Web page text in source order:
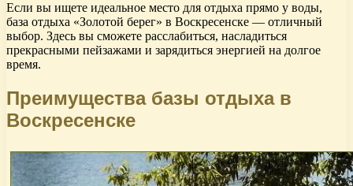
Если вы ищете идеальное место для отдыха прямо у воды,
база отдыха «Золотой берег» в Воскресенске — отличный
выбор. Здесь вы сможете расслабиться, насладиться
прекрасными пейзажами и зарядиться энергией на долгое
время.
Преимущества базы отдыха в
Воскресенске